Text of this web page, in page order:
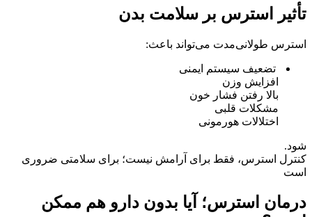
تأثیر استرس بر سلامت بدن
استرس طولانی‌مدت می‌تواند باعث:
تضعیف سیستم ایمنی
افزایش وزن
بالا رفتن فشار خون
مشکلات قلبی
اختلالات هورمونی
شود.
کنترل استرس، فقط برای آرامش نیست؛ برای سلامتی ضروری
است
درمان استرس؛ آیا بدون دارو هم ممکن